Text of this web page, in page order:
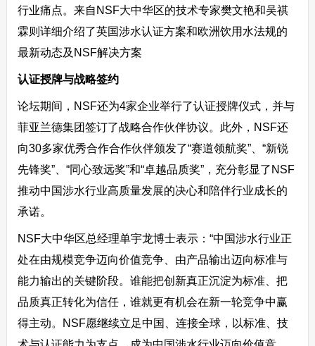
行业痛点。来自NSF大中华区的技术专家樊文艳和吴祺
霖则详细介绍了英国涉水认证方案和欧洲饮用水法规的
最新动态及NSF解决方案
认证授牌与战略签约
论坛期间，NSF还为4家企业举行了认证授牌仪式，并与
菲亚兰德集团签订了战略合作伙伴协议。此外，NSF还
向30多家优秀合作合作伙伴颁发了“赛道领航奖”、“新锐
先锋奖”、“同心致远奖”和“卓越品质奖”，充分彰显了NSF
推动中国涉水行业高质量发展的决心和陪伴行业成长的
承诺。
NSF大中华区总经理单宇龙博士表示：“中国涉水行业正
处在由规模竞争迈向价值竞争、由产品输出迈向标准与
能力输出的关键阶段。谁能把创新真正沉淀为标准、把
品质真正转化为信任，谁就更有机会在新一轮竞争中赢
得主动。NSF愿继续立足中国、连接全球，以标准、技